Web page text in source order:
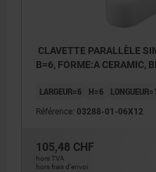
CLAVETTE PARALLÈLE
B=6, FORME:A CERAMIC,
LARGEUR=6 H=6
Référence: 03288-01-06X12
105,48 CHF
hors TVA
hors frais d’envoi